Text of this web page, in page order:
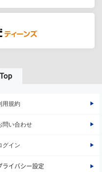
用規約
問い合わせ
グイン
ライバシー設定